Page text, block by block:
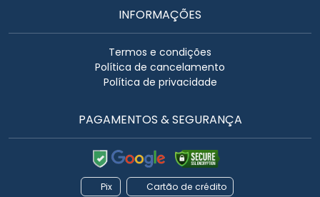
INFORMAÇÕES
Termos e condições
Política de cancelamento
Política de privacidade
PAGAMENTOS & SEGURANÇA
Pix Cartão de crédito